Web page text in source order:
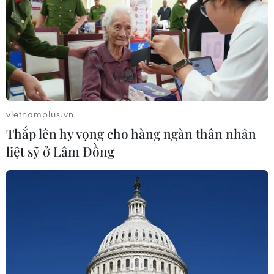
04/08/2026 09:30
Truy tố 2 cựu Viện trưởng Viện Pháp
y tâm thần Trung ương cùng 63 bị
can
CƠ QUAN CHỦ QUẢN: THÔNG TẤN XÃ VIỆT NAM
Tổng Biên tập: TRẦN TIẾN DUẨN
vietnamplus.vn
Thắp lên hy vọng cho hàng ngàn thân nhân
liệt sỹ ở Lâm Đồng